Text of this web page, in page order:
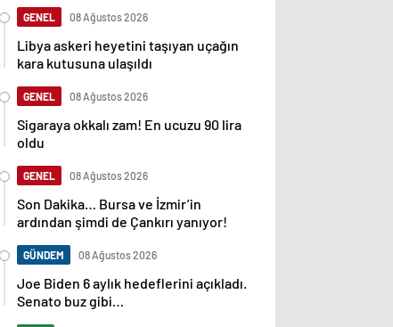
GENEL 08 Ağustos 2026
Libya askeri heyetini taşıyan uçağın
kara kutusuna ulaşıldı
GENEL 08 Ağustos 2026
Sigaraya okkalı zam! En ucuzu 90 lira
oldu
GENEL 08 Ağustos 2026
Son Dakika… Bursa ve İzmir’in
ardından şimdi de Çankırı yanıyor!
GÜNDEM 08 Ağustos 2026
Joe Biden 6 aylık hedeflerini açıkladı.
Senato buz gibi…